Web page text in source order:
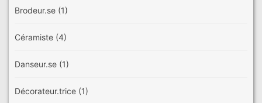
Brodeur.se (1)
Céramiste (4)
Danseur.se (1)
Décorateur.trice (1)